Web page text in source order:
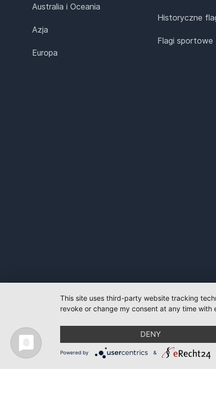
Australia i Oceania
Azja
Europa
Historyczne
Flagi sportowe
This site uses third-party website tracking
revoke or change my consent at any time with
DENY
Powered by &